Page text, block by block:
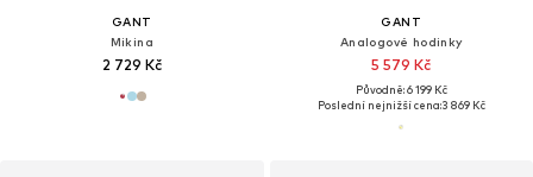
GANT
Mikina
2 729 Kč
GANT
Analogové hodinky
5 579 Kč
Původně: 6 199 Kč
Poslední nejnižší cena:3 869 Kč